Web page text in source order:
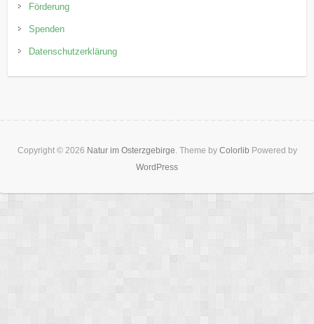
Förderung
Spenden
Datenschutzerklärung
Copyright © 2026 Natur im Osterzgebirge . Theme by Colorlib Powered by
WordPress